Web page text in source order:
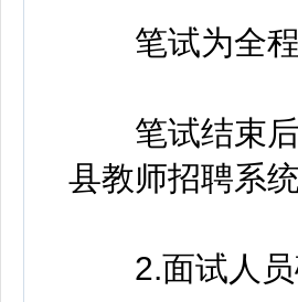
笔试为全程
笔试结束后
县教师招聘系
2.面试人员